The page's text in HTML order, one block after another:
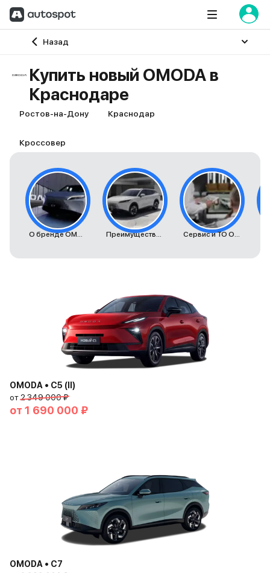
Назад
Главная
Купить новый OMODA в
Краснодаре
Ростов-на-Дону Краснодар
Кроссовер
О бренде OMODA Преимущества автомобилей OMODA Сервис и ТО Omoda
OMODA • C5 (II)
от2 349 000 ₽
от 1 690 000 ₽
OMODA • C7